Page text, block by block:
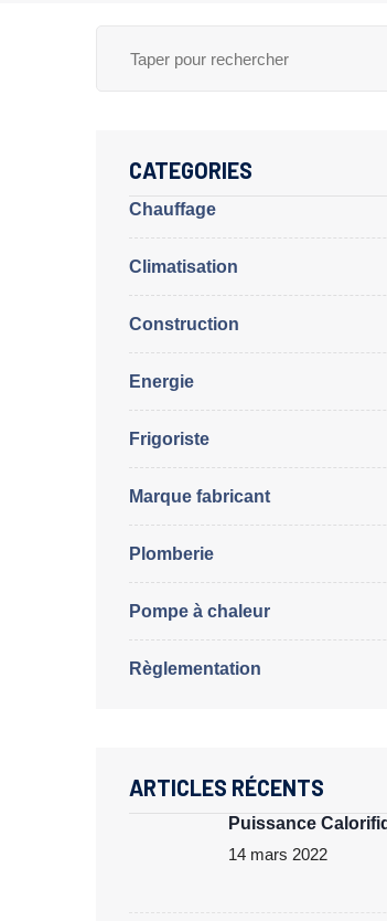
CATEGORIES
Chauffage
Climatisation
Construction
Energie
Frigoriste
Marque fabricant
Plomberie
Pompe à chaleur
Règlementation
ARTICLES RÉCENTS
Puissance
14 mars 2022